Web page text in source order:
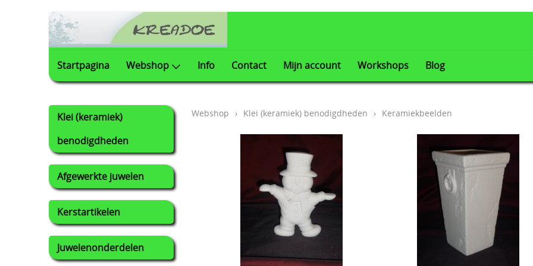
Startpagina Webshop Info Contact Mijn account Workshops Blog
Klei (keramiek)
benodigdheden
Afgewerkte juwelen
Kerstartikelen
Juwelenonderdelen
Webshop › Klei (keramiek) benodigdheden › Keramiekbeelden